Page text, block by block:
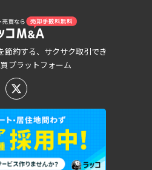
節約する、サクサク取引でき
プラットフォーム